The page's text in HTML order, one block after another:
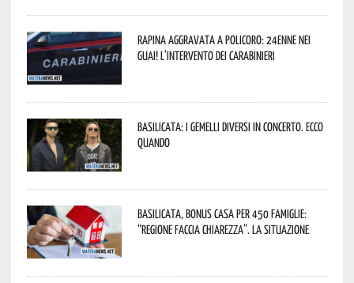
Rapina aggravata a Policoro: 24enne nei
guai! L’intervento dei Carabinieri
Basilicata: i Gemelli DiVersi in concerto. Ecco
quando
Basilicata, Bonus casa per 450 famiglie:
“Regione faccia chiarezza”. La situazione